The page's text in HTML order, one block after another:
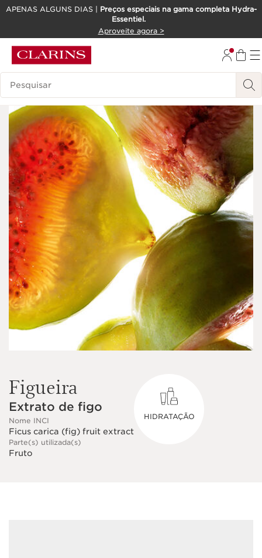
SALTAR PARA O CONTEÚDO
APENAS ALGUNS DIAS | Preços especiais na gama completa Hydra-
Essentiel.
Aproveite agora >
Pesquisar Legenda
Figueira
Extrato de figo
Nome INCI
Ficus carica (fig) fruit extract
Parte(s) utilizada(s)
Fruto
HIDRATAÇÃO